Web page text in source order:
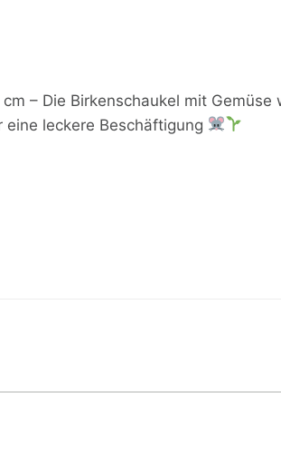
– Die Birkenschaukel mit Gemüse
leckere Beschäftigung